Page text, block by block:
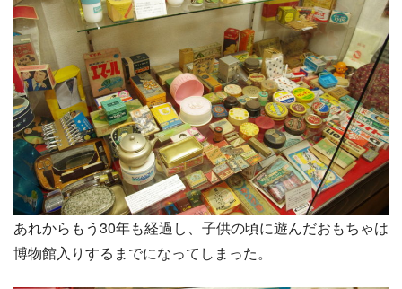
あれからもう30年も経過し、子供の頃に遊んだおもちゃは
博物館入りするまでになってしまった。